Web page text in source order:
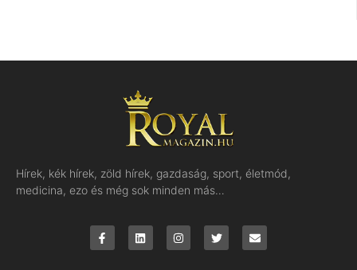
Hírek, kék hírek, zöld hírek, gazdaság, sport, életmód,
medicina, ezo és még sok minden más…